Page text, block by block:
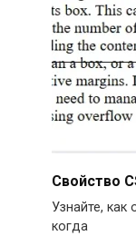
Свойство
Узнайте, как
когда